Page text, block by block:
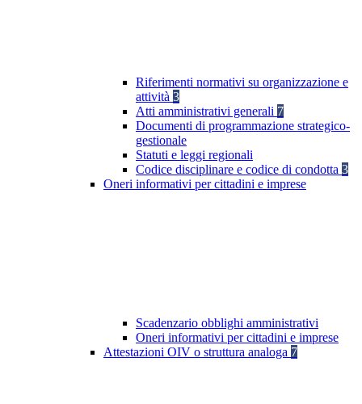
Riferimenti normativi su organizzazione e
attività 3
Atti amministrativi generali 7
Documenti di programmazione strategico-
gestionale
Statuti e leggi regionali
Codice disciplinare e codice di condotta 3
Oneri informativi per cittadini e imprese
Scadenzario obblighi amministrativi
Oneri informativi per cittadini e imprese
Attestazioni OIV o struttura analoga 7